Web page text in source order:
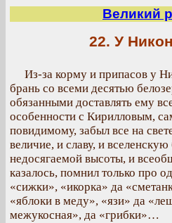
Великий
22. У
Из-за корму и припасов у
брань со всеми десятью
обязанными доставлять ему
особенности с Кирилловым,
повидимому, забыл все на
величие, и славу, и
недосягаемой высоты, и
казалось, помнил только про
«сижки», «икорка» да
«яблоки в меду», «язи» да
межукосная», да «грибки»…